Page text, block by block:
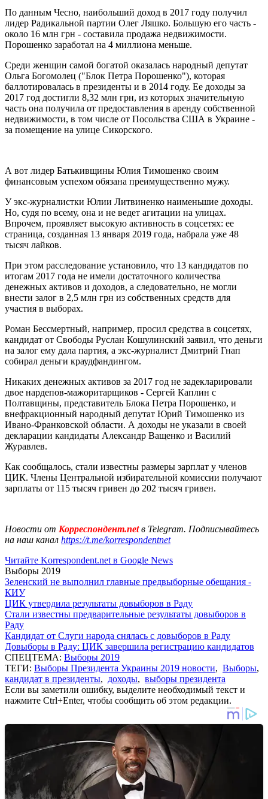
По данным Чесно, наибольший доход в 2017 году получил
лидер Радикальной партии Олег Ляшко. Большую его часть -
около 16 млн грн - составила продажа недвижимости.
Порошенко заработал на 4 миллиона меньше.
Среди женщин самой богатой оказалась народный депутат
Ольга Богомолец ("Блок Петра Порошенко"), которая
баллотировалась в президенты и в 2014 году. Ее доходы за
2017 год достигли 8,32 млн грн, из которых значительную
часть она получила от предоставления в аренду собственной
недвижимости, в том числе от Посольства США в Украине -
за помещение на улице Сикорского.
А вот лидер Батькивщины Юлия Тимошенко своим
финансовым успехом обязана преимущественно мужу.
У экс-журналистки Юлии Литвиненко наименьшие доходы.
Но, судя по всему, она и не ведет агитации на улицах.
Впрочем, проявляет высокую активность в соцсетях: ее
страница, созданная 13 января 2019 года, набрала уже 48
тысяч лайков.
При этом расследование установило, что 13 кандидатов по
итогам 2017 года не имели достаточного количества
денежных активов и доходов, а следовательно, не могли
внести залог в 2,5 млн грн из собственных средств для
участия в выборах.
Роман Бессмертный, например, просил средства в соцсетях,
кандидат от Свободы Руслан Кошулинский заявил, что деньги
на залог ему дала партия, а экс-журналист Дмитрий Гнап
собирал деньги краудфандингом.
Никаких денежных активов за 2017 год не задекларировали
двое нардепов-мажоритарщиков - Сергей Каплин с
Полтавщины, представитель Блока Петра Порошенко, и
внефракционный народный депутат Юрий Тимошенко из
Ивано-Франковской области. А доходы не указали в своей
декларации кандидаты Александр Ващенко и Василий
Журавлев.
Как сообщалось, стали известны размеры зарплат у членов
ЦИК. Члены Центральной избирательной комиссии получают
зарплаты от 115 тысяч гривен до 202 тысяч гривен.
Новости от Корреспондент.netв Telegram. Подписывайтесь
на наш канал https://t.me/korrespondentnet
Читайте Korrespondent.net в Google News
Выборы 2019
Зеленский не выполнил главные предвыборные обещания -
КИУ
ЦИК утвердила результаты довыборов в Раду
Стали известны предварительные результаты довыборов в
Раду
Кандидат от Слуги народа снялась с довыборов в Раду
Довыборы в Раду: ЦИК завершила регистрацию кандидатов
СПЕЦТЕМА: Выборы 2019
ТЕГИ: Выборы Президента Украины 2019 новости, Выборы,
кандидат в президенты, доходы, выборы президента
Если вы заметили ошибку, выделите необходимый текст и
нажмите Ctrl+Enter, чтобы сообщить об этом редакции.